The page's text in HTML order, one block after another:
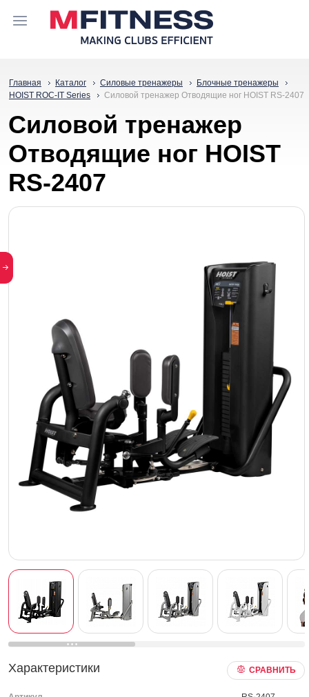
Главная Каталог Силовые тренажеры
Блочные тренажеры
HOIST ROC-IT Series
Силовой тренажер Отводящие ног HOIST RS-2407
Силовой тренажер
Отводящие ног HOIST
RS-2407
Характеристики СРАВНИТЬ